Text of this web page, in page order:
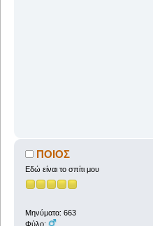
ΠΟΙΟΣ
Εδώ είναι το σπίτι μου
Μηνύματα: 663
Φύλο: